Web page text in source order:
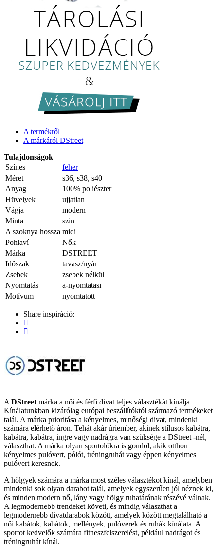
A termékről
A márkáról DStreet
Tulajdonságok
Színes
feher
Méret
s36, s38, s40
Anyag
100% poliészter
Hüvelyek
ujjatlan
Vágja
modern
Minta
szin
A szoknya hossza midi
Pohlaví
Nők
Márka
DSTREET
Időszak
tavasz/nyár
Zsebek
zsebek nélkül
Nyomtatás
a-nyomtatasi
Motívum
nyomtatott
Share inspiráció:
A DStreet márka a női és férfi divat teljes választékát kínálja.
Kínálatunkban kizárólag európai beszállítóktól származó termékeket
talál. A márka prioritása a kényelmes, minőségi divat, mindenki
számára elérhető áron. Tehát akár úriember, akinek stílusos kabátra,
kabátra, kabátra, ingre vagy nadrágra van szüksége a DStreet -nél,
választhat. A márka olyan sportolókra is gondol, akik otthon
kényelmes pulóvert, pólót, tréningruhát vagy éppen kényelmes
pulóvert keresnek.
A hölgyek számára a márka most széles választékot kínál, amelyben
mindenki sok olyan darabot talál, amelyek egyszerűen jól néznek ki,
és minden modern nő, lány vagy hölgy ruhatárának részévé válnak.
A legmodernebb trendeket követi, és mindig választhat a
legmodernebb divatdarabok között, amelyek között megtalálható a
női kabátok, kabátok, mellények, pulóverek és ruhák kínálata. A
sportot kedvelők számára fitneszfelszerelést, például nadrágot és
tréningruhát kínál.